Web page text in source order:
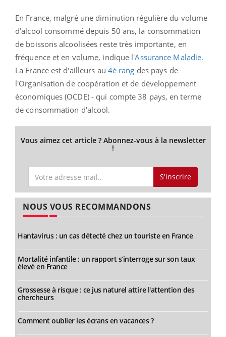
En France, malgré une diminution régulière du volume
d’alcool consommé depuis 50 ans, la consommation
de boissons alcoolisées reste très importante, en
fréquence et en volume, indique l'Assurance Maladie.
La France est d'ailleurs au 4è rang des pays de
l'Organisation de coopération et de développement
économiques (OCDE) - qui compte 38 pays, en terme
de consommation d'alcool.
Vous aimez cet article ? Abonnez-vous à la newsletter
!
S'inscrire
NOUS VOUS RECOMMANDONS
Hantavirus : un cas détecté chez un touriste en France
Mortalité infantile : un rapport s’interroge sur son taux
élevé en France
Grossesse à risque : ce jus naturel attire l'attention des
chercheurs
Comment oublier les écrans en vacances ?